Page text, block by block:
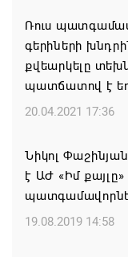
ՀՐԱՎԻՐՈՒՄ
ԲՆԱԿԱՎԱՅՐԻ
07.08.2026 16:21
Կապան
մեծածավալ
07.08.2026 16:09
Ռուս
գերիների
քվեարկելը
պատճատով է
20.04.2021 17:36
Նիկոլ
է ԱԺ «Իմ
19.08.2019 14:58